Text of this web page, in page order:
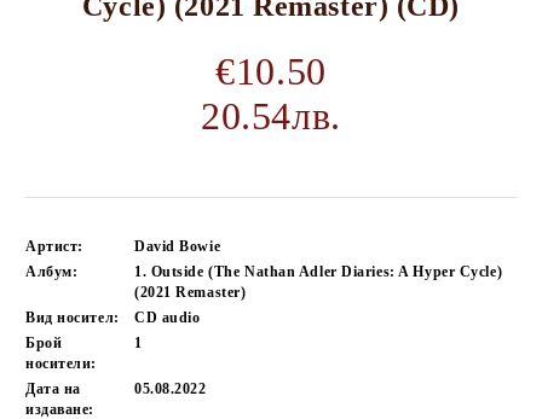
€10.50
20.54лв.
Артист:
David Bowie
Албум:
1. Outside (The Nathan Adler Diaries: A Hyper Cycle)
(2021 Remaster)
Вид носител:
CD audio
Брой
носители:
1
Дата на
издаване:
05.08.2022